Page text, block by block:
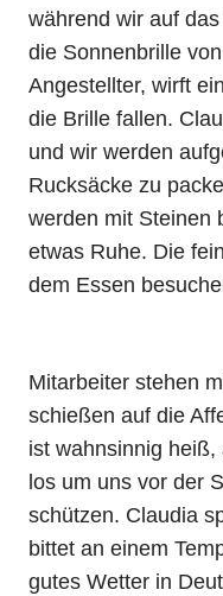
während wir auf
die Sonnenbrille
Angestellter, wirft
die Brille fallen.
und wir werden
Rucksäcke zu
werden mit Steinen
etwas Ruhe. Die
dem Essen
Mitarbeiter stehen
schießen auf die
ist wahnsinnig
los um uns vor der
schützen. Claudia
bittet an einem
gutes Wetter in